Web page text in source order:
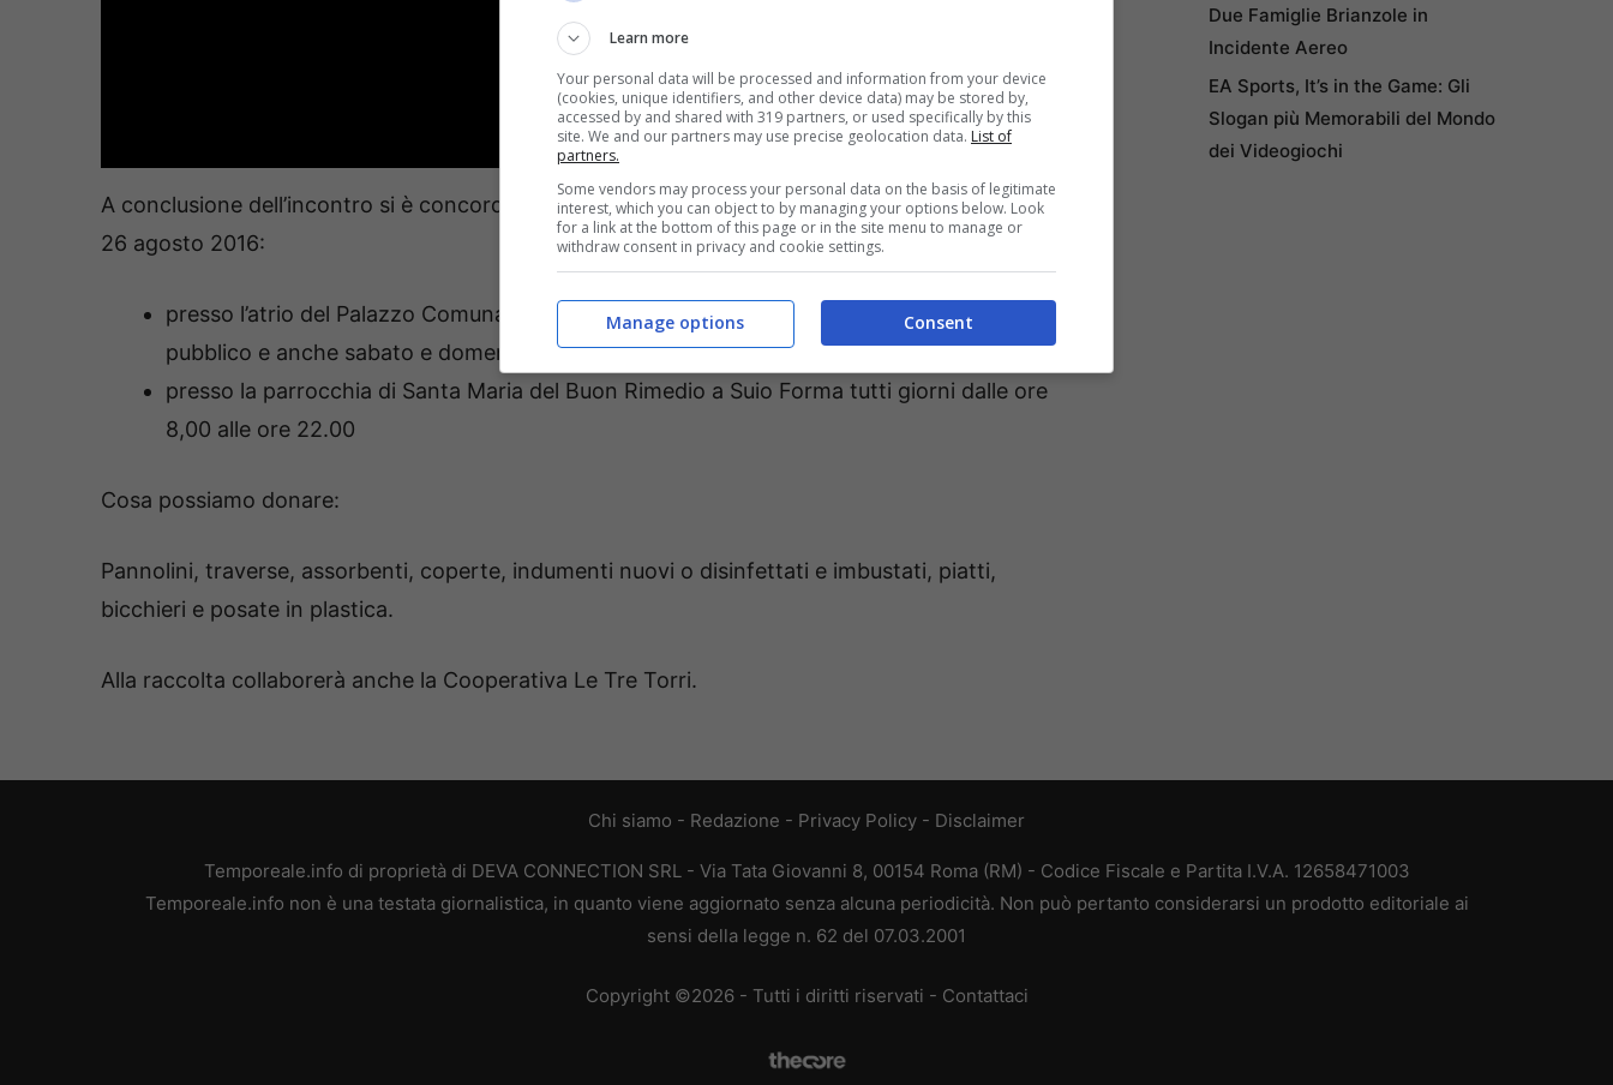
A conclusione dell’incontro si è concordato diattivare due punti di raccoltaa partire da domani
26 agosto 2016:
presso l’atrio del Palazzo Comunale aperto dal lunedì al venerdì negli orari di apertura al
pubblico e anche sabato e domenica dalla 9 alle 12.00
presso la parrocchia di Santa Maria del Buon Rimedio a Suio Forma tutti giorni dalle ore
8,00 alle ore 22.00
Cosa possiamo donare:
Pannolini, traverse, assorbenti, coperte, indumenti nuovi o disinfettati e imbustati, piatti,
bicchieri e posate in plastica.
Alla raccolta collaborerà anche la Cooperativa Le Tre Torri.
Due Famiglie Brianzole in
Incidente Aereo
EA Sports, It’s in the Game: Gli
Slogan più Memorabili del Mondo
dei Videogiochi
Chi siamo - Redazione - Privacy Policy - Disclaimer
Temporeale.info di proprietà di DEVA CONNECTION SRL - Via Tata Giovanni 8, 00154 Roma (RM) - Codice Fiscale e Partita I.V.A. 12658471003
Temporeale.info non è una testata giornalistica, in quanto viene aggiornato senza alcuna periodicità. Non può pertanto considerarsi un prodotto editoriale ai
sensi della legge n. 62 del 07.03.2001
Copyright ©2026 - Tutti i diritti riservati - Contattaci
Learn more
Your personal data will be processed and information from your device
(cookies, unique identifiers, and other device data) may be stored by,
accessed by and shared with 319 partners, or used specifically by this
site. We and our partners may use precise geolocation data. List of
partners.
Some vendors may process your personal data on the basis of legitimate
interest, which you can object to by managing your options below. Look
for a link at the bottom of this page or in the site menu to manage or
withdraw consent in privacy and cookie settings.
Consent
Manage options